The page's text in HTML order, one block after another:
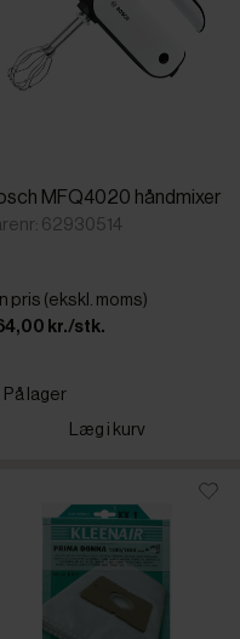
MFQ4020 håndmixer
62930514
pris (ekskl. moms)
kr./stk.
På lager
Læg i kurv